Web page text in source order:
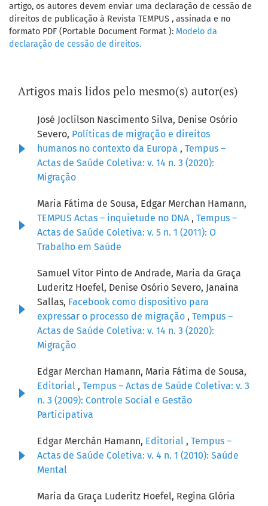
artigo, os autores devem enviar uma declaração de cessão de
direitos de publicação à Revista TEMPUS , assinada e no
formato PDF (Portable Document Format ): Modelo da
declaração de cessão de direitos.
Artigos mais lidos pelo mesmo(s) autor(es)
José Joclilson Nascimento Silva, Denise Osório
Severo, Políticas de migração e direitos
humanos no contexto da Europa , Tempus –
Actas de Saúde Coletiva: v. 14 n. 3 (2020):
Migração
Maria Fátima de Sousa, Edgar Merchan Hamann,
TEMPUS Actas – inquietude no DNA , Tempus –
Actas de Saúde Coletiva: v. 5 n. 1 (2011): O
Trabalho em Saúde
Samuel Vitor Pinto de Andrade, Maria da Graça
Luderitz Hoefel, Denise Osório Severo, Janaína
Sallas, Facebook como dispositivo para
expressar o processo de migração , Tempus –
Actas de Saúde Coletiva: v. 14 n. 3 (2020):
Migração
Edgar Merchan Hamann, Maria Fátima de Sousa,
Editorial , Tempus – Actas de Saúde Coletiva: v. 3
n. 3 (2009): Controle Social e Gestão
Participativa
Edgar Merchán Hamann, Editorial , Tempus –
Actas de Saúde Coletiva: v. 4 n. 1 (2010): Saúde
Mental
Maria da Graça Luderitz Hoefel, Regina Glória